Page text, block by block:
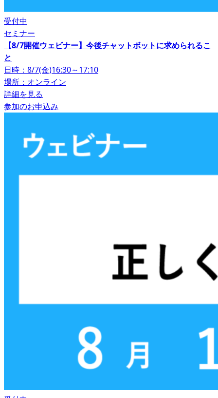
受付中
セミナー
【8/7開催ウェビナー】今後チャットボットに求められるこ
と
日時：8/7(金)16:30～17:10
場所：オンライン
詳細を見る
参加のお申込み